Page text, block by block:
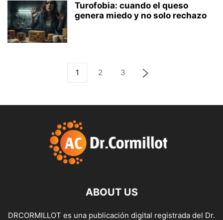
Turofobia: cuando el queso
genera miedo y no solo rechazo
1 2 3
ABOUT US
DRCORMILLOT es una publicación digital registrada del Dr.